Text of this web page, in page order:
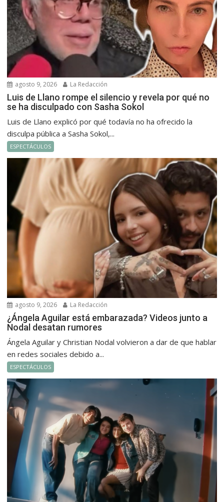
agosto 9, 2026 La Redacción
Luis de Llano rompe el silencio y revela por qué no
se ha disculpado con Sasha Sokol
Luis de Llano explicó por qué todavía no ha ofrecido la
disculpa pública a Sasha Sokol,...
ESPECTÁCULOS
agosto 9, 2026 La Redacción
¿Ángela Aguilar está embarazada? Videos junto a
Nodal desatan rumores
Ángela Aguilar y Christian Nodal volvieron a dar de que hablar
en redes sociales debido a...
ESPECTÁCULOS